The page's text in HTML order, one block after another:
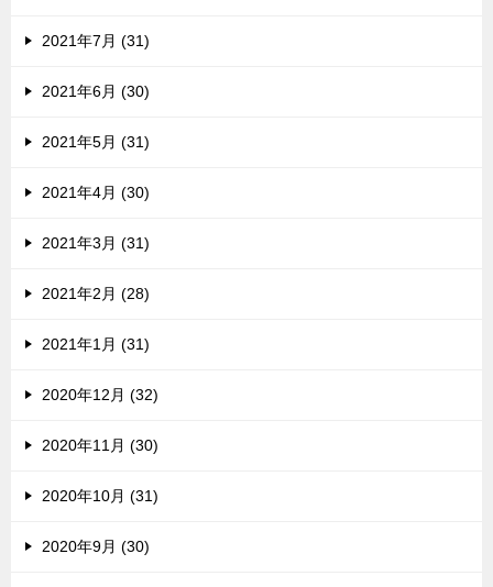
2021年7月 (31)
2021年6月 (30)
2021年5月 (31)
2021年4月 (30)
2021年3月 (31)
2021年2月 (28)
2021年1月 (31)
2020年12月 (32)
2020年11月 (30)
2020年10月 (31)
2020年9月 (30)